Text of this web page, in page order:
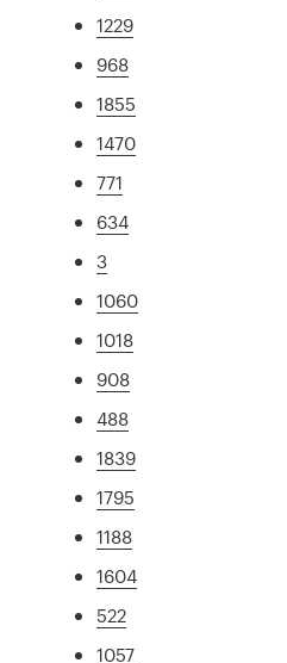
1229
968
1855
1470
771
634
3
1060
1018
908
488
1839
1795
1188
1604
522
1057